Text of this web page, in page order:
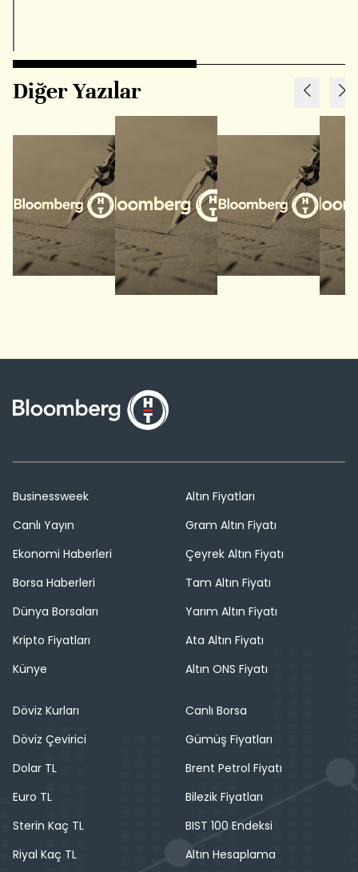
Diğer Yazılar
Businessweek
Canlı Yayın
Ekonomi Haberleri
Borsa Haberleri
Dünya Borsaları
Kripto Fiyatları
Künye
Altın Fiyatları
Gram Altın Fiyatı
Çeyrek Altın Fiyatı
Tam Altın Fiyatı
Yarım Altın Fiyatı
Ata Altın Fiyatı
Altın ONS Fiyatı
Döviz Kurları
Döviz Çevirici
Dolar TL
Euro TL
Sterin Kaç TL
Riyal Kaç TL
Canlı Borsa
Gümüş Fiyatları
Brent Petrol Fiyatı
Bilezik Fiyatları
BIST 100 Endeksi
Altın Hesaplama